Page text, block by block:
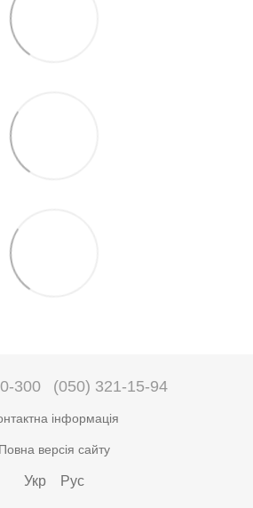
300 (050) 321-15-94
інформація
Повна версія сайту
Укр Рус